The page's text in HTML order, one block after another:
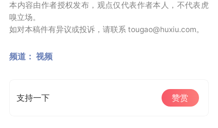
本内容由作者授权发布，观点仅代表作者本人，不代表虎
嗅立场。
如对本稿件有异议或投诉，请联系 tougao@huxiu.com。
频道： 视频
支持一下 赞赏